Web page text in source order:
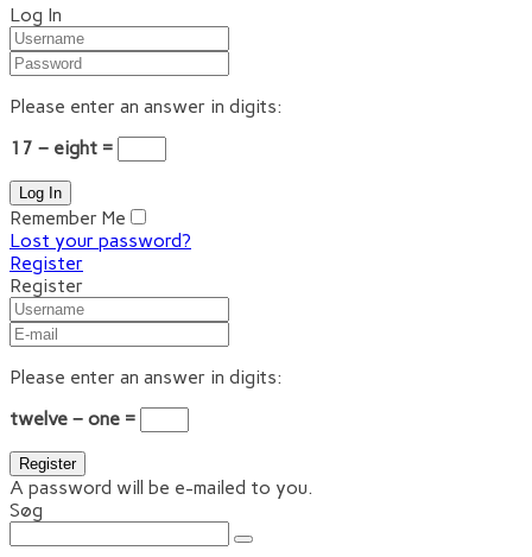
Log In
Please enter an answer in digits:
17 − eight =
Remember Me
Lost your password?
Register
Register
Please enter an answer in digits:
twelve − one =
A password will be e-mailed to you.
Søg